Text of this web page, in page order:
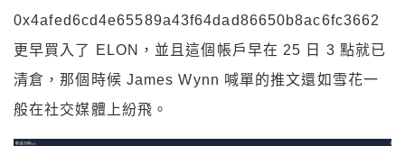
0x4afed6cd4e65589a43f64dad86650b8ac6fc3662
更早買入了 ELON，並且這個帳戶早在 25 日 3 點就已
清倉，那個時候 James Wynn 喊單的推文還如雪花一
般在社交媒體上紛飛。